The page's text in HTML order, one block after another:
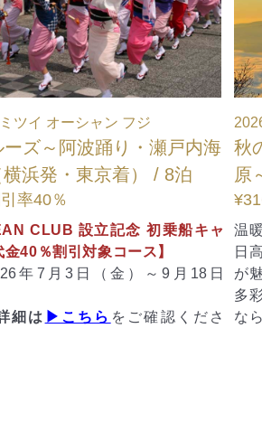
/ ミツイ オーシャン サクラ
ーズ ～道成寺・三保の松
美しい海岸線に恵まれた和歌山・
富士山を望む絶景と新鮮な海の幸
。歴史や文化、自然景観に加え、
も楽しめる二つのエリアで、日本
な魅力を存分に満喫できます。